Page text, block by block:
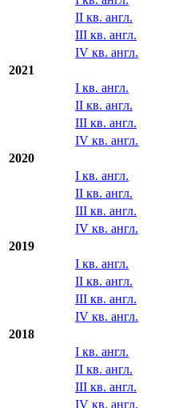
II кв. англ.
III кв. англ.
IV кв. англ.
2021
I кв. англ.
II кв. англ.
III кв. англ.
IV кв. англ.
2020
I кв. англ.
II кв. англ.
III кв. англ.
IV кв. англ.
2019
I кв. англ.
II кв. англ.
III кв. англ.
IV кв. англ.
2018
I кв. англ.
II кв. англ.
III кв. англ.
IV кв. англ.